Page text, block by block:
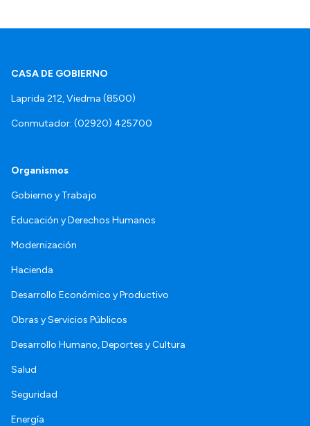
CASA DE GOBIERNO
Laprida 212, Viedma (8500)
Conmutador: (02920) 425700
Organismos
Gobierno y Trabajo
Educación y Derechos Humanos
Modernización
Hacienda
Desarrollo Económico y Productivo
Obras y Servicios Públicos
Desarrollo Humano, Deportes y Cultura
Salud
Seguridad
Energía